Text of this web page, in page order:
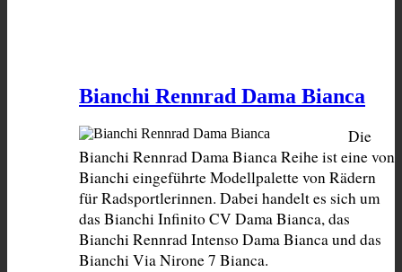
Bianchi Rennrad Dama Bianca
Die
Bianchi Rennrad Dama Bianca Reihe ist eine von
Bianchi eingeführte Modellpalette von Rädern
für Radsportlerinnen. Dabei handelt es sich um
das Bianchi Infinito CV Dama Bianca, das
Bianchi Rennrad Intenso Dama Bianca und das
Bianchi Via Nirone 7 Bianca.